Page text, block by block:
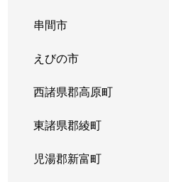
串間市
えびの市
西諸県郡高原町
東諸県郡綾町
児湯郡新富町